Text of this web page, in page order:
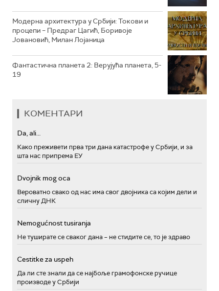
Модерна архитектура у Србији: Токови и
процепи – Предраг Цагић, Боривоје
Јовановић, Милан Лојаница
Фантастична планета 2: Верујућа планета, 5-
19
КОМЕНТАРИ
Da, ali...
Како преживети прва три дана катастрофе у Србији, и за
шта нас припрема ЕУ
Dvojnik mog oca
Вероватно свако од нас има свог двојника са којим дели и
сличну ДНК
Nemogućnost tusiranja
Не туширате се сваког дана – не стидите се, то је здраво
Cestitke za uspeh
Да ли сте знали да се најбоље грамофонске ручице
производе у Србији